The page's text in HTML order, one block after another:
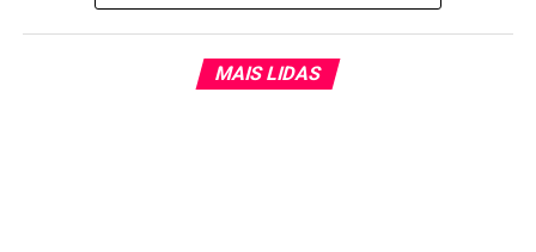
MAIS LIDAS